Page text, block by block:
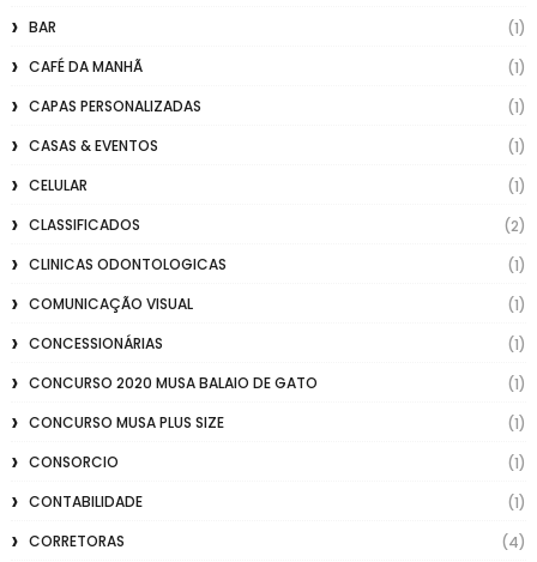
BAR
(1)
CAFÉ DA MANHÃ
(1)
CAPAS PERSONALIZADAS
(1)
CASAS & EVENTOS
(1)
CELULAR
(1)
CLASSIFICADOS
(2)
CLINICAS ODONTOLOGICAS
(1)
COMUNICAÇÃO VISUAL
(1)
CONCESSIONÁRIAS
(1)
CONCURSO 2020 MUSA BALAIO DE GATO
(1)
CONCURSO MUSA PLUS SIZE
(1)
CONSORCIO
(1)
CONTABILIDADE
(1)
CORRETORAS
(4)